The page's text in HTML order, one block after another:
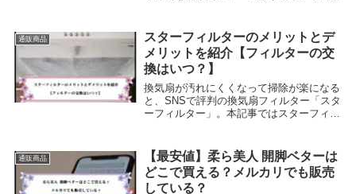
レス高圧洗浄機。まりも水道や電源を探す
必要もなく、利...
通販商品
スターフィルターのメリットとデ
メリットを紹介【フィルターの交
換はいつ？】
換気扇が汚れにくくなって掃除が楽になる
と、SNSで評判の換気扇フィルター「スタ
ーフィルター」。本記事ではスターフィル
チェックです。
通販商品
【最安値】柔ら美人 開脚ベターは
どこで買える？メルカリでも販売
している？